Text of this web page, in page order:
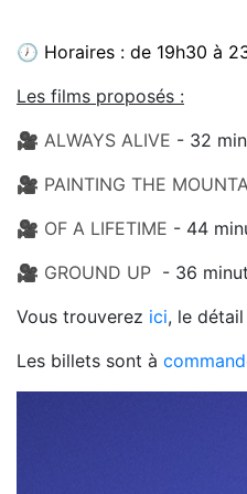
🕖 Horaires : de 19h30 à
Les films proposés :
🎥 ALWAYS ALIVE - 32
🎥 PAINTING THE
🎥 OF A LIFETIME - 44
🎥 GROUND UP - 36
Vous trouverez ici, le
Les billets sont à